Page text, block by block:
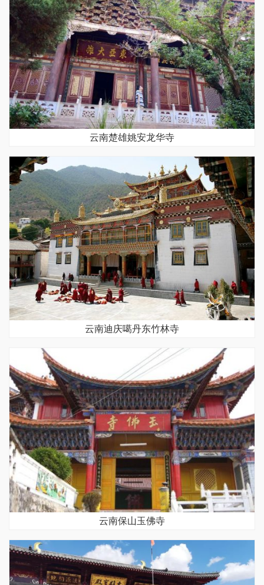
云南楚雄姚安龙华寺
云南迪庆噶丹东竹林寺
云南保山玉佛寺